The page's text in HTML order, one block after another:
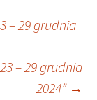
– 29 grudnia
– 29 grudnia
2024” →